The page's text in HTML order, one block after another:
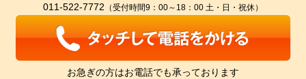
011-522-7772 （受付時間9：00～18：00 土・日・祝休）
お急ぎの方はお電話でも承っております